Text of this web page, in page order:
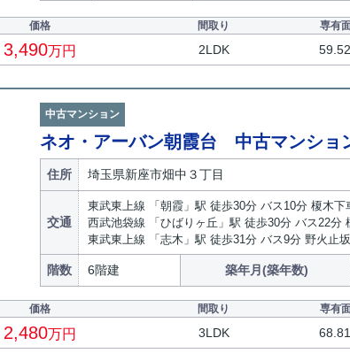
価格 間取り 専有
3,490万円 2LDK
中古マンション
ネオ・アーバン朝霞台 中古マンショ
住所 埼玉県新座市畑中３丁目
交通
東武東上線 「朝霞」駅 徒歩30分 バス10分 榎木下
西武池袋線 「ひばりヶ丘」駅 徒歩30分 バス22分
東武東上線 「志木」駅 徒歩31分 バス9分 野火止
階数 6階建 築年月(築年数)
価格 間取り 専有
2,480万円 3LDK